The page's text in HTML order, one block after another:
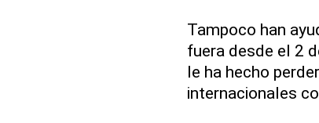
Tampoco han
fuera desde el 2
le ha hecho
internacionales